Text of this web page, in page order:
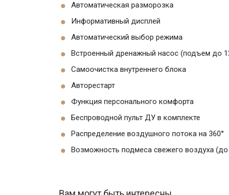
Автоматическая разморозка
Информативный дисплей
Автоматический выбор режима
Встроенный дренажный насос (подъем до
Самоочистка внутреннего блока
Авторестарт
Функция персонального комфорта
Беспроводной пульт ДУ в комплекте
Распределение воздушного потока на 360°
Возможность подмеса свежего воздуха (до